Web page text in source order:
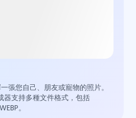
張您自己、朋友或寵物的照片。
器支持多種文件格式，包括
。